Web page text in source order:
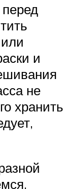
и
не
хранить